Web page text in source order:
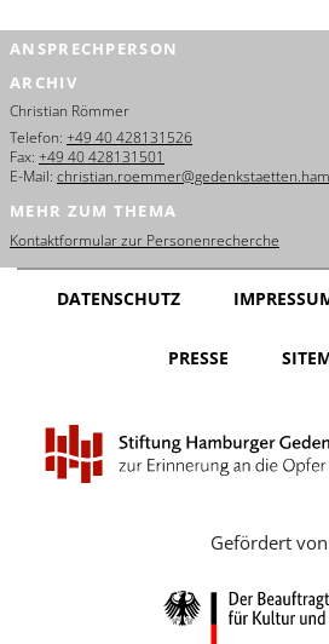
Français
Dansk
Español
Nederlands
Português
Русский
ANSPRECHPERSON
ARCHIV
Christian Römmer
Telefon: +49 40 428131526
Fax: +49 40 428131501
E-Mail:
MEHR ZUM THEMA
Kontaktformular zur Personenrecherche
DATENSCHUTZ
PRESSE
Gefördert